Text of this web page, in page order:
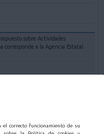
el correcto funcionamiento de su
sobre Actividades
corresponde a la Agencia Estatal